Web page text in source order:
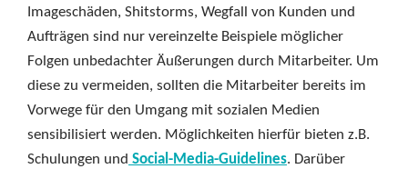
Imageschäden, Shitstorms, Wegfall von Kunden und
Aufträgen sind nur vereinzelte Beispiele möglicher
Folgen unbedachter Äußerungen durch Mitarbeiter. Um
diese zu vermeiden, sollten die Mitarbeiter bereits im
Vorwege für den Umgang mit sozialen Medien
sensibilisiert werden. Möglichkeiten hierfür bieten z.B.
Schulungen und Social-Media-Guidelines. Darüber